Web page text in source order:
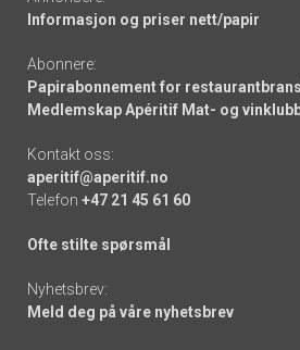
Informasjon og priser nett/papir
Abonnere:
Papirabonnement for
Medlemskap Apéritif Mat- og
Kontakt oss:
aperitif@aperitif.no
Telefon +47 21 45 61 60
Ofte stilte spørsmål
Nyhetsbrev:
Meld deg på våre nyhetsbrev